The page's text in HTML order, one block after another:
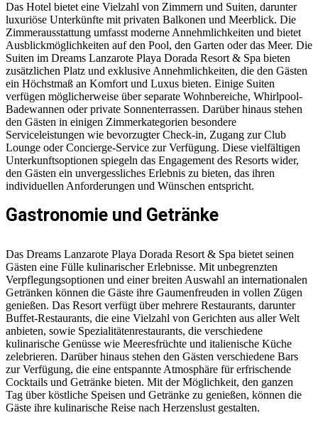
Das Hotel bietet eine Vielzahl von Zimmern und Suiten, darunter
luxuriöse Unterkünfte mit privaten Balkonen und Meerblick. Die
Zimmerausstattung umfasst moderne Annehmlichkeiten und bietet
Ausblickmöglichkeiten auf den Pool, den Garten oder das Meer. Die
Suiten im Dreams Lanzarote Playa Dorada Resort & Spa bieten
zusätzlichen Platz und exklusive Annehmlichkeiten, die den Gästen
ein Höchstmaß an Komfort und Luxus bieten. Einige Suiten
verfügen möglicherweise über separate Wohnbereiche, Whirlpool-
Badewannen oder private Sonnenterrassen. Darüber hinaus stehen
den Gästen in einigen Zimmerkategorien besondere
Serviceleistungen wie bevorzugter Check-in, Zugang zur Club
Lounge oder Concierge-Service zur Verfügung. Diese vielfältigen
Unterkunftsoptionen spiegeln das Engagement des Resorts wider,
den Gästen ein unvergessliches Erlebnis zu bieten, das ihren
individuellen Anforderungen und Wünschen entspricht.
Gastronomie und Getränke
Das Dreams Lanzarote Playa Dorada Resort & Spa bietet seinen
Gästen eine Fülle kulinarischer Erlebnisse. Mit unbegrenzten
Verpflegungsoptionen und einer breiten Auswahl an internationalen
Getränken können die Gäste ihre Gaumenfreuden in vollen Zügen
genießen. Das Resort verfügt über mehrere Restaurants, darunter
Buffet-Restaurants, die eine Vielzahl von Gerichten aus aller Welt
anbieten, sowie Spezialitätenrestaurants, die verschiedene
kulinarische Genüsse wie Meeresfrüchte und italienische Küche
zelebrieren. Darüber hinaus stehen den Gästen verschiedene Bars
zur Verfügung, die eine entspannte Atmosphäre für erfrischende
Cocktails und Getränke bieten. Mit der Möglichkeit, den ganzen
Tag über köstliche Speisen und Getränke zu genießen, können die
Gäste ihre kulinarische Reise nach Herzenslust gestalten.